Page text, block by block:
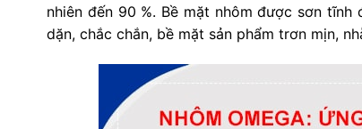
nhiên đến 90 %. Bề mặt nhôm được sơn
dặn, chắc chắn, bề mặt sản phẩm trơn mịn,